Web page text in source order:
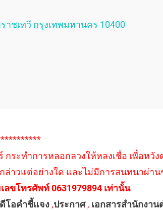
าชเทวี กรุงเทพมหานคร 10400
ระทำการหลอกลวงให้หลงเชื่อ เพื่อห
ล่าวแต่อย่างใด และไม่มีการสนทนาผ่า
ขโทรศัพท์ 0631979894 เท่านั้น
โอคำชี้แจง,ประกาศ, เอกสารสำนักงา